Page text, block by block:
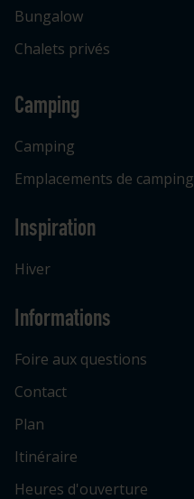
Bungalow
Chalets privés
Camping
Camping
Emplacements de camping
Inspiration
Hiver
Informations
Foire aux questions
Contact
Plan
Itinéraire
Heures d'ouverture